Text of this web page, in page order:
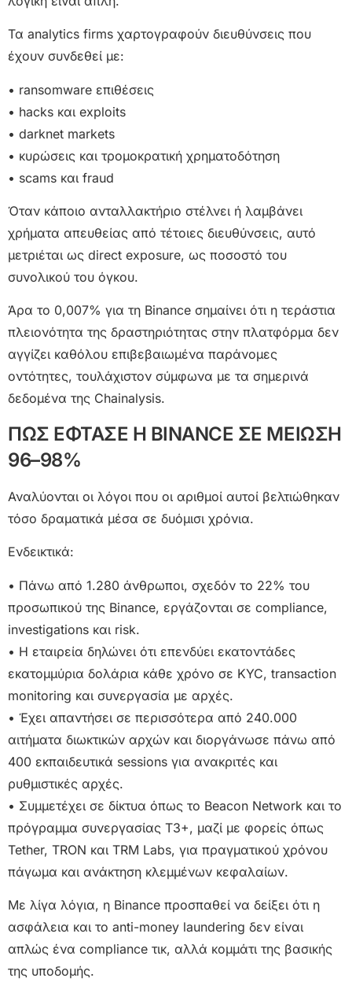
Τα analytics firms χαρτογραφούν διευθύνσεις που
έχουν συνδεθεί με:
• ransomware επιθέσεις
• hacks και exploits
• darknet markets
• κυρώσεις και τρομοκρατική χρηματοδότηση
• scams και fraud
Όταν κάποιο ανταλλακτήριο στέλνει ή λαμβάνει
χρήματα απευθείας από τέτοιες διευθύνσεις, αυτό
μετριέται ως direct exposure, ως ποσοστό του
συνολικού του όγκου.
Άρα το 0,007% για τη Binance σημαίνει ότι η τεράστια
πλειονότητα της δραστηριότητας στην πλατφόρμα δεν
αγγίζει καθόλου επιβεβαιωμένα παράνομες
οντότητες, τουλάχιστον σύμφωνα με τα σημερινά
δεδομένα της Chainalysis.
ΠΩΣ ΕΦΤΑΣΕ Η BINANCE ΣΕ ΜΕΙΩΣΗ
96–98%
Αναλύονται οι λόγοι που οι αριθμοί αυτοί βελτιώθηκαν
τόσο δραματικά μέσα σε δυόμισι χρόνια.
Ενδεικτικά:
• Πάνω από 1.280 άνθρωποι, σχεδόν το 22% του
προσωπικού της Binance, εργάζονται σε compliance,
investigations και risk.
• Η εταιρεία δηλώνει ότι επενδύει εκατοντάδες
εκατομμύρια δολάρια κάθε χρόνο σε KYC, transaction
monitoring και συνεργασία με αρχές.
• Έχει απαντήσει σε περισσότερα από 240.000
αιτήματα διωκτικών αρχών και διοργάνωσε πάνω από
400 εκπαιδευτικά sessions για ανακριτές και
ρυθμιστικές αρχές.
• Συμμετέχει σε δίκτυα όπως το Beacon Network και το
πρόγραμμα συνεργασίας T3+, μαζί με φορείς όπως
Tether, TRON και TRM Labs, για πραγματικού χρόνου
πάγωμα και ανάκτηση κλεμμένων κεφαλαίων.
Με λίγα λόγια, η Binance προσπαθεί να δείξει ότι η
ασφάλεια και το anti-money laundering δεν είναι
απλώς ένα compliance τικ, αλλά κομμάτι της βασικής
της υποδομής.